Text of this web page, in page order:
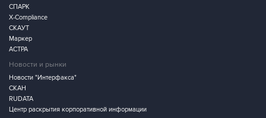
Условия использования информации
Выходные данные